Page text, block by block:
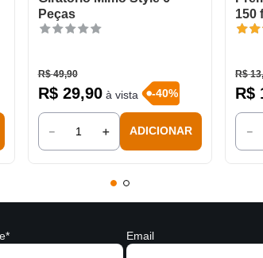
Peças
R$ 49,90
R$ 29,90à vista -40%
＋
－ ADICIONAR
150
R$ 13
R$
－
Email